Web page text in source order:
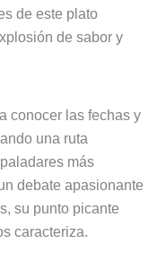
de este plato
de sabor y
conocer las fechas y
una ruta
más
debate apasionante
su punto picante
caracteriza.